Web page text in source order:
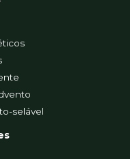
selável